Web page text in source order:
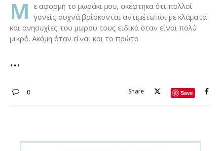
Μ ε αφορμή το μωράκι μου, σκέφτηκα ότι πολλοί
γονείς συχνά βρίσκονται αντιμέτωποι με κλάματα
και ανησυχίες του μωρού τους ειδικά όταν είναι πολύ
μικρό. Ακόμη όταν είναι και το πρώτο
0 Share Save